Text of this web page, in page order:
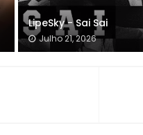
LipeSky - Sai Sai
Julho 21, 2026